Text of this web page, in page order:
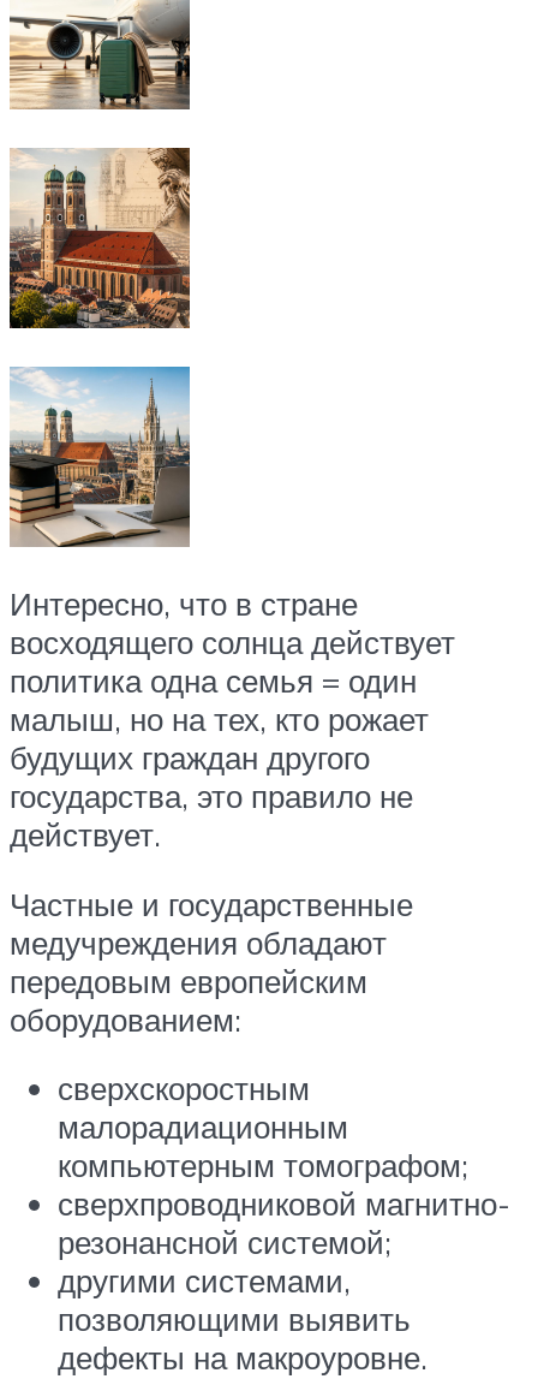
Интересно, что в стране
восходящего солнца действует
политика одна семья = один
малыш, но на тех, кто рожает
будущих граждан другого
государства, это правило не
действует.
Частные и государственные
медучреждения обладают
передовым европейским
оборудованием:
сверхскоростным
малорадиационным
компьютерным томографом;
сверхпроводниковой магнитно-
резонансной системой;
другими системами,
позволяющими выявить
дефекты на макроуровне.